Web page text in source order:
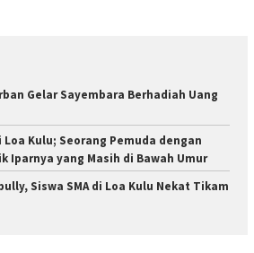
Gelar Sayembara Berhadiah Uang
Loa Kulu; Seorang Pemuda dengan
Iparnya yang Masih di Bawah Umur
Siswa SMA di Loa Kulu Nekat Tikam